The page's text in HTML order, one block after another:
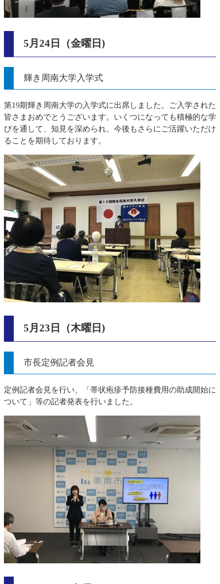
5月24日（金曜日)
輝き周南大学入学式
第19期輝き周南大学の入学式に出席しました。ご入学された
皆さまおめでとうございます。いくつになっても積極的な学
びを通して、知見を深められ、今後もさらにご活躍いただけ
ることを期待しております。
5月23日（木曜日)
市長定例記者会見
定例記者会見を行い、「帯状疱疹予防接種費用の助成開始に
ついて」等の記者発表を行いました。